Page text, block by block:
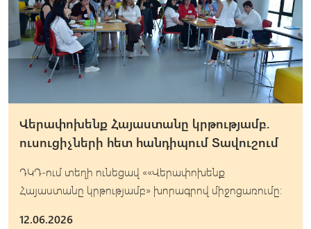
Վերափոխենք Հայաստանը կրթությամբ.
ուսուցիչների հետ հանդիպում Տավուշում
ԴԿԴ-ում տեղի ունեցավ ««Վերափոխենք
Հայաստանը կրթությամբ» խորագրով միջոցառումը։
12.06.2026